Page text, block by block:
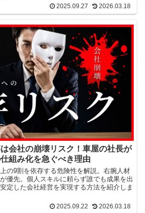
2025.09.27 2026.03.18
会社の崩壊リスク！車屋の社長が
組み化を急ぐべき理由
の9割を依存する危険性を解説。右腕人材
優先。個人スキルに頼らず誰でも成果を出
定した会社経営を実現する方法を紹介しま
2025.09.22 2026.03.18